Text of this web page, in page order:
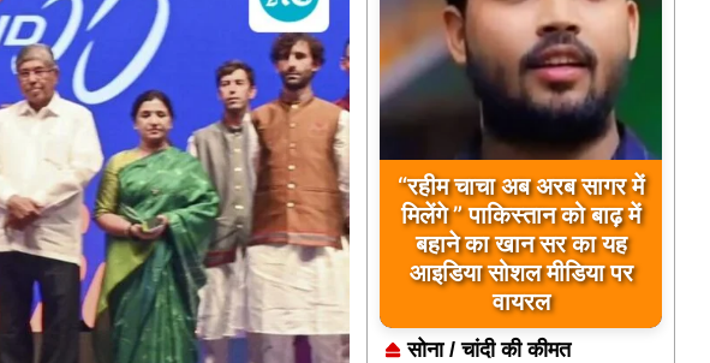
बिलावल भुट्टो द्वारा सिंधु नदी
और भारत को लेकर दिए गए
बयान पर भारत के केंद्रीय
मंत्रियों की कड़ी प्रतिक्रिया
सोना / चांदी की कीमत